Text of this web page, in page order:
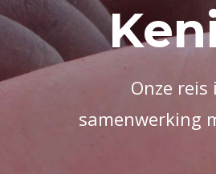
Onze reis
samenwerking